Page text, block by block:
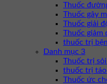
Thuốc
Thuốc gây
Thuốc giải
Thuốc giảm
thuốc trị
Danh mục 3
Thuốc trị
thuốc trị
Thuốc ức